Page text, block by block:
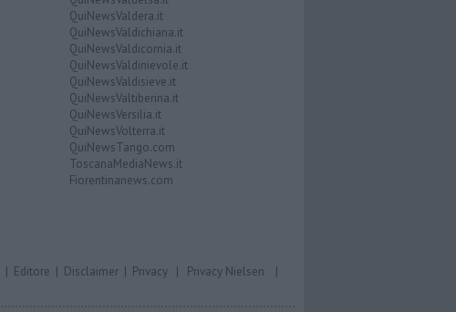
QuiNewsValdera.it
QuiNewsValdichiana.it
QuiNewsValdicornia.it
QuiNewsValdinievole.it
QuiNewsValdisieve.it
QuiNewsValtiberina.it
QuiNewsVersilia.it
QuiNewsVolterra.it
QuiNewsTango.com
ToscanaMediaNews.it
Fiorentinanews.com
| Editore | Disclaimer | Privacy | Privacy Nielsen |